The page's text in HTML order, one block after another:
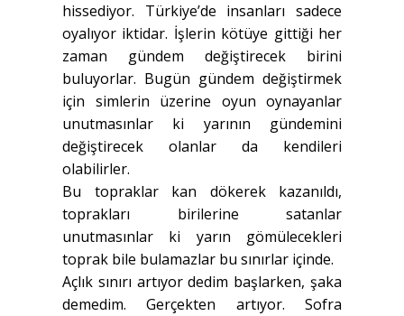
hissediyor. Türkiye’de insanları sadece
oyalıyor iktidar. İşlerin kötüye gittiği her
zaman gündem değiştirecek birini
buluyorlar. Bugün gündem değiştirmek
için simlerin üzerine oyun oynayanlar
unutmasınlar ki yarının gündemini
değiştirecek olanlar da kendileri
olabilirler.
Bu topraklar kan dökerek kazanıldı,
toprakları birilerine satanlar
unutmasınlar ki yarın gömülecekleri
toprak bile bulamazlar bu sınırlar içinde.
Açlık sınırı artıyor dedim başlarken, şaka
demedim. Gerçekten artıyor. Sofra